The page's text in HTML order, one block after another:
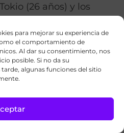
para mejorar su experiencia de
el comportamiento de
Al dar su consentimiento, nos
posible. Si no da su
algunas funciones del sitio
(26 años) y los
Suiza a los cuales se
su 50 aniversario
incluyo en esta
Utah.
mencionar a dos
debido a juicios
de Boston y el de